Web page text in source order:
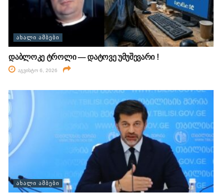
ᲐᲮᲐᲚᲘ ᲐᲛᲑᲔᲑᲘ
დაბლოკე ტროლი — დატოვე უმუშევარი !
აგვისტო 6, 2026
ᲐᲮᲐᲚᲘ ᲐᲛᲑᲔᲑᲘ